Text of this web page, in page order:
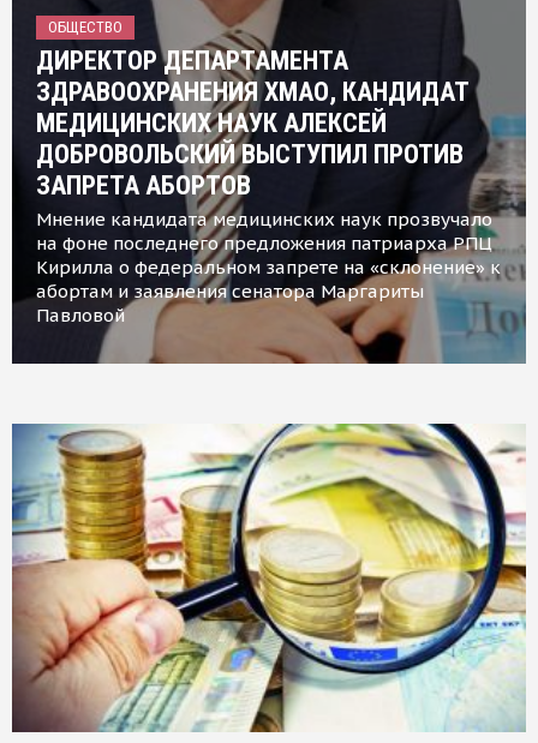
ОБЩЕСТВО
ДИРЕКТОР ДЕПАРТАМЕНТА
ЗДРАВООХРАНЕНИЯ ХМАО, КАНДИДАТ
МЕДИЦИНСКИХ НАУК АЛЕКСЕЙ
ДОБРОВОЛЬСКИЙ ВЫСТУПИЛ ПРОТИВ
ЗАПРЕТА АБОРТОВ
Мнение кандидата медицинских наук прозвучало
на фоне последнего предложения патриарха РПЦ
Кирилла о федеральном запрете на «склонение» к
абортам и заявления сенатора Маргариты
Павловой